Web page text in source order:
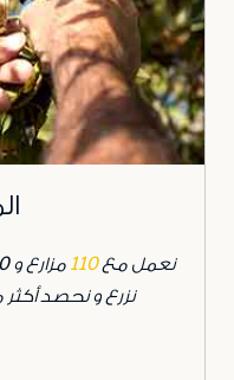
نعمل مع110
نزرع و نحصد أكثر من 5200 هكتار